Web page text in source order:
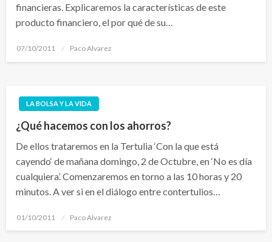
financieras. Explicaremos la características de este
producto financiero, el por qué de su…
Publicado
07/10/2011 Paco Alvarez
LA BOLSA Y LA VIDA
¿Qué hacemos con los ahorros?
De ellos trataremos en la Tertulia ‘Con la que está
cayendo‘ de mañana domingo, 2 de Octubre, en ‘No es día
cualquiera’. Comenzaremos en torno a las 10 horas y 20
minutos. A ver si en el diálogo entre contertulios…
Publicado
01/10/2011 Paco Alvarez